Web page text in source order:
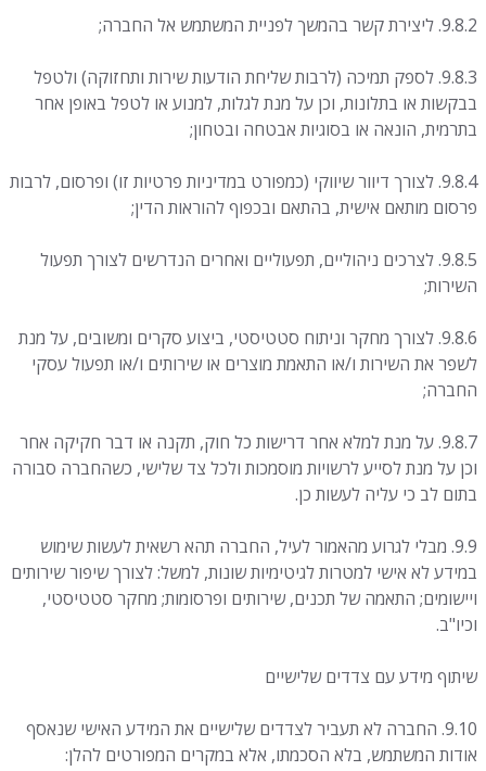
9.8.2. ליצירת קשר בהמשך לפניית המשתמש אל החברה;
9.8.3. לספק תמיכה (לרבות שליחת הודעות שירות ותחזוקה) ולטפל
בבקשות או בתלונות, וכן על מנת לגלות, למנוע או לטפל באופן אחר
בתרמית, הונאה או בסוגיות אבטחה ובטחון;
9.8.4. לצורך דיוור שיווקי (כמפורט במדיניות פרטיות זו) ופרסום, לרבות
פרסום מותאם אישית, בהתאם ובכפוף להוראות הדין;
9.8.5. לצרכים ניהוליים, תפעוליים ואחרים הנדרשים לצורך תפעול
השירות;
9.8.6. לצורך מחקר וניתוח סטטיסטי, ביצוע סקרים ומשובים, על מנת
לשפר את השירות ו/או התאמת מוצרים או שירותים ו/או תפעול עסקי
החברה;
9.8.7. על מנת למלא אחר דרישות כל חוק, תקנה או דבר חקיקה אחר
וכן על מנת לסייע לרשויות מוסמכות ולכל צד שלישי, כשהחברה סבורה
בתום לב כי עליה לעשות כן.
9.9. מבלי לגרוע מהאמור לעיל, החברה תהא רשאית לעשות שימוש
במידע לא אישי למטרות לגיטימיות שונות, למשל: לצורך שיפור שירותים
ויישומים; התאמה של תכנים, שירותים ופרסומות; מחקר סטטיסטי,
וכיו"ב.
שיתוף מידע עם צדדים שלישיים
9.10. החברה לא תעביר לצדדים שלישיים את המידע האישי שנאסף
אודות המשתמש, בלא הסכמתו, אלא במקרים המפורטים להלן: